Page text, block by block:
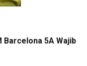
Barcelona 5A Wajib